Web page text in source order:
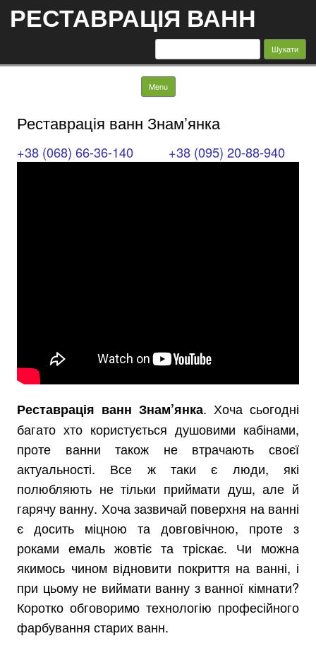
РЕСТАВРАЦІЯ ВАНН
Пошук:
Menu Skip to content
Реставрація ванн Знам’янка
+38 (068) 66-36-140 +38 (095) 20-88-940
Реставрація ванн Знам’янка. Хоча сьогодні
багато хто користується душовими кабінами,
проте ванни також не втрачають своєї
актуальності. Все ж таки є люди, які
полюбляють не тільки приймати душ, але й
гарячу ванну. Хоча зазвичай поверхня на ванні
є досить міцною та довговічною, проте з
роками емаль жовтіє та тріскає. Чи можна
якимось чином відновити покриття на ванні, і
при цьому не виймати ванну з ванної кімнати?
Коротко обговоримо технологію професійного
фарбування старих ванн.